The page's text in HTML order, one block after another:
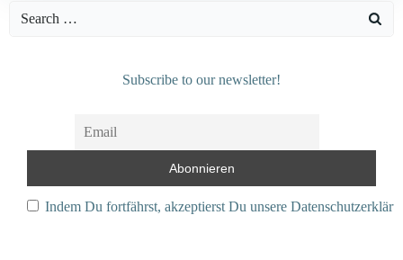
Search
Subscribe to our newsletter!
Indem Du fortfährst, akzeptierst Du unsere